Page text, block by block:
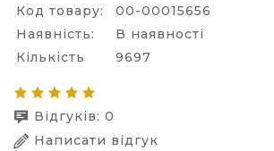
Код товару:
00-00015656
Наявність:
В наявності
Кількість
9697
Відгуків: 0
Написати відгук